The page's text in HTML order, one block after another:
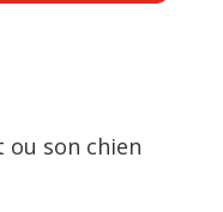
ou son chien